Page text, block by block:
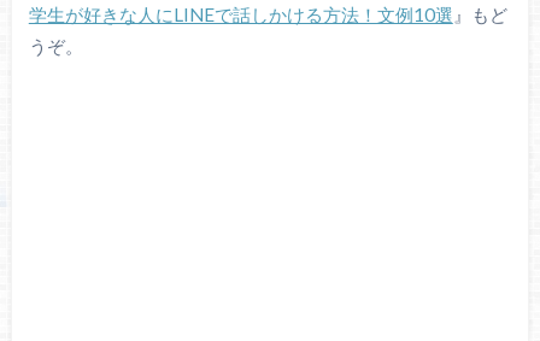
学生が好きな人にLINEで話しかける方法！文例10選 』もど
うぞ。